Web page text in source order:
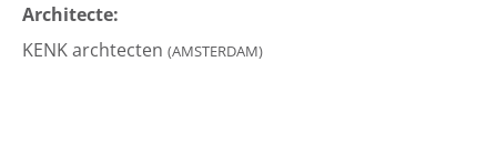
Architecte:
KENK archtecten (AMSTERDAM)